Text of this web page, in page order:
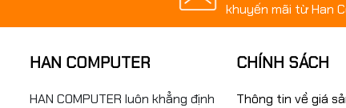
khuyến mãi từ Han
HAN COMPUTER
HAN COMPUTER luôn khẳng định
CHÍNH SÁCH
Thông tin về giá